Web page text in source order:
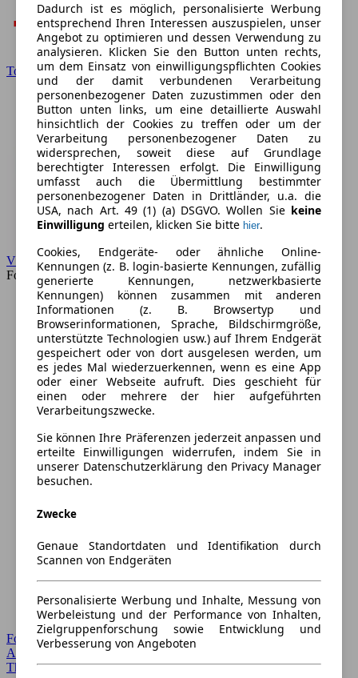
Toyota
VW
Forum
Forum Startseite
Alle Auto-Foren
Themen-Forum
Dadurch ist es möglich, personalisierte Werbung
entsprechend Ihren Interessen auszuspielen, unser
Angebot zu optimieren und dessen Verwendung zu
analysieren. Klicken Sie den Button unten rechts,
um dem Einsatz von einwilligungspflichten Cookies
und der damit verbundenen Verarbeitung
personenbezogener Daten zuzustimmen oder den
Button unten links, um eine detaillierte Auswahl
hinsichtlich der Cookies zu treffen oder um der
Verarbeitung personenbezogener Daten zu
widersprechen, soweit diese auf Grundlage
berechtigter Interessen erfolgt. Die Einwilligung
umfasst auch die Übermittlung bestimmter
personenbezogener Daten in Drittländer, u.a. die
USA, nach Art. 49 (1) (a) DSGVO. Wollen Sie keine
Einwilligung erteilen, klicken Sie bitte hier.
Cookies, Endgeräte- oder ähnliche Online-
Kennungen (z. B. login-basierte Kennungen, zufällig
generierte Kennungen, netzwerkbasierte
Kennungen) können zusammen mit anderen
Informationen (z. B. Browsertyp und
Browserinformationen, Sprache, Bildschirmgröße,
unterstützte Technologien usw.) auf Ihrem Endgerät
gespeichert oder von dort ausgelesen werden, um
es jedes Mal wiederzuerkennen, wenn es eine App
oder einer Webseite aufruft. Dies geschieht für
einen oder mehrere der hier aufgeführten
Verarbeitungszwecke.
Sie können Ihre Präferenzen jederzeit anpassen und
erteilte Einwilligungen widerrufen, indem Sie in
unserer Datenschutzerklärung den Privacy Manager
besuchen.
Zwecke
Genaue Standortdaten und Identifikation durch
Scannen von Endgeräten
Personalisierte Werbung und Inhalte, Messung von
Werbeleistung und der Performance von Inhalten,
Zielgruppenforschung sowie Entwicklung und
Verbesserung von Angeboten